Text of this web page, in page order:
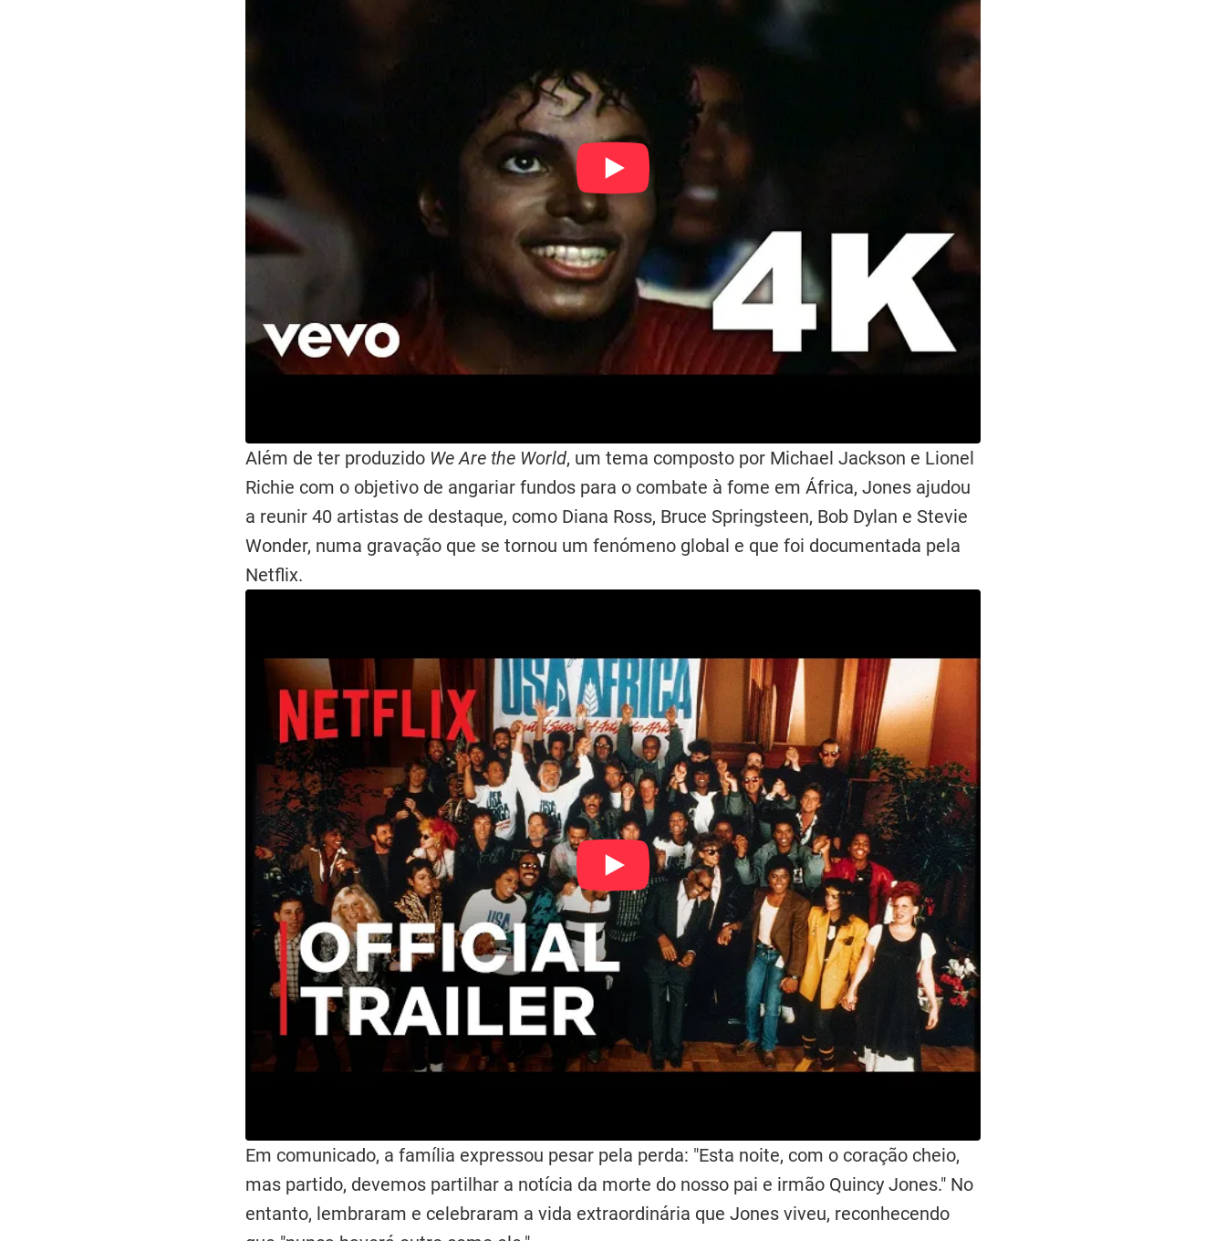
Além de ter produzido We Are the World, um tema composto por Michael Jackson e Lionel
Richie com o objetivo de angariar fundos para o combate à fome em África, Jones ajudou
a reunir 40 artistas de destaque, como Diana Ross, Bruce Springsteen, Bob Dylan e Stevie
Wonder, numa gravação que se tornou um fenómeno global e que foi documentada pela
Netflix.
Em comunicado, a família expressou pesar pela perda: "Esta noite, com o coração cheio,
mas partido, devemos partilhar a notícia da morte do nosso pai e irmão Quincy Jones." No
entanto, lembraram e celebraram a vida extraordinária que Jones viveu, reconhecendo